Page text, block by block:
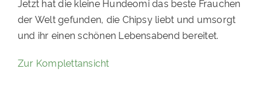
PATENSCHAFTEN
HELFER WERDEN
RATGEBER
Jetzt hat die kleine Hundeomi das beste Frauchen
der Welt gefunden, die Chipsy liebt und umsorgt
und ihr einen schönen Lebensabend bereitet.
Zur Komplettansicht